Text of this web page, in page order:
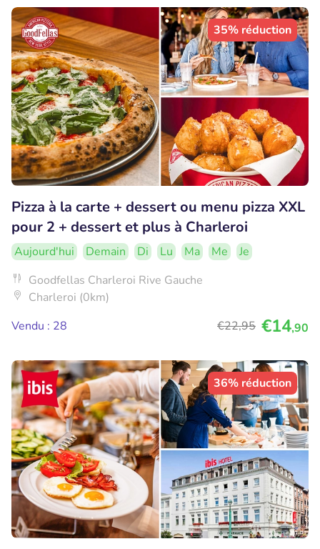
35% réduction
Pizza à la carte + dessert ou menu pizza XXL
pour 2 + dessert et plus à Charleroi
Aujourd'hui Demain Di Lu Ma Me
Je
Goodfellas Charleroi Rive Gauche
Charleroi (0km)
Vendu : 28
€22,95 €14,90
36% réduction